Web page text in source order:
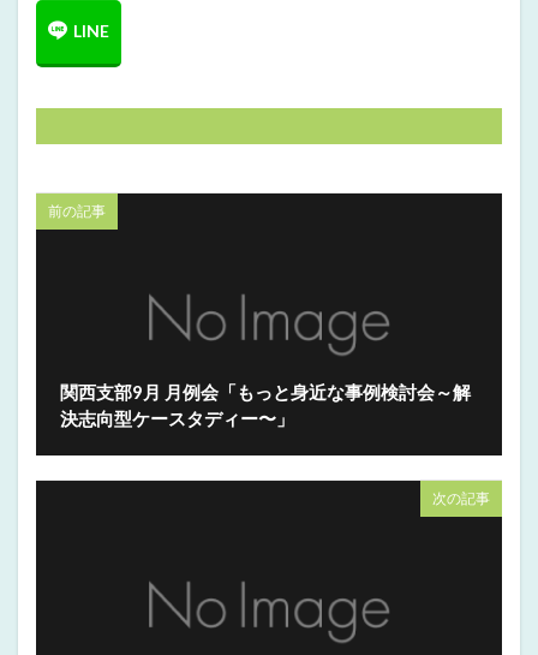
前の記事
関西支部9月 月例会「もっと身近な事例検討会～解
決志向型ケースタディー〜」
次の記事